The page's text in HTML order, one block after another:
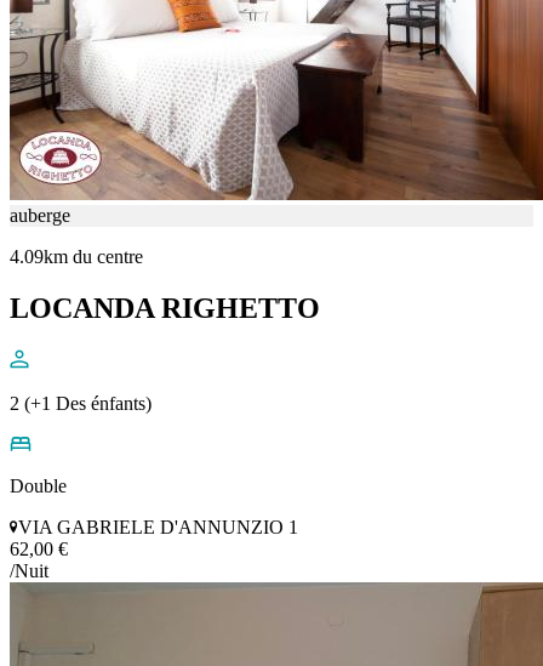
auberge
4.09km du centre
LOCANDA RIGHETTO
2 (+1 Des énfants)
Double
VIA GABRIELE D'ANNUNZIO 1
62,00 €
/Nuit